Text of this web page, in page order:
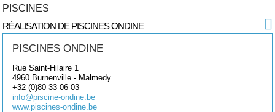
PISCINES
RÉALISATION DE PISCINES ONDINE
PISCINES ONDINE
Rue Saint-Hilaire 1
4960 Burnenville - Malmedy
+32 (0)80 33 06 03
info@piscine-ondine.be
www.piscines-ondine.be